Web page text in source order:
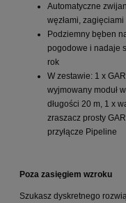
Automatyczne
węzłami,
Podziemny bęben
pogodowe i nadaje
rok
W zestawie: 1 x
wyjmowany moduł
długości 20 m, 1 x
zraszacz prosty
przyłącze Pipeline
Poza zasięgiem wzroku
Szukasz dyskretnego